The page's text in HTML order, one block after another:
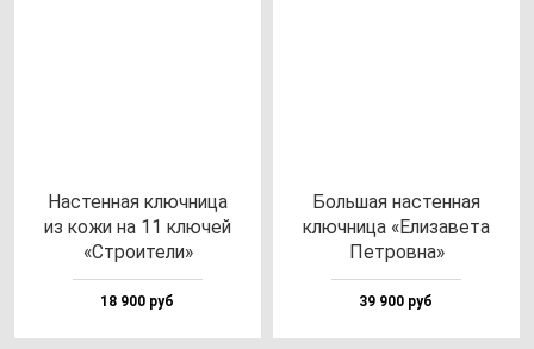
Нас­тен­ная ключ­ни­ца
из ко­жи на 11 клю­чей
«Стро­ите­ли»
18 900 руб
Боль­шая нас­тен­ная
ключ­ни­ца «Ели­за­ве­та
Пет­ров­на»
39 900 руб